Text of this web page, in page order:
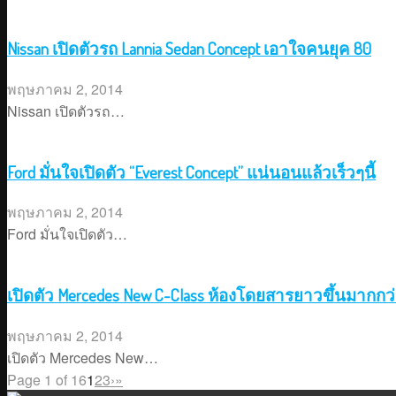
Nissan เปิดตัวรถ Lannia Sedan Concept เอาใจคนยุค 80
พฤษภาคม 2, 2014
Nissan เปิดตัวรถ…
Ford มั่นใจเปิดตัว “Everest Concept” แน่นอนแล้วเร็วๆนี้
พฤษภาคม 2, 2014
Ford มั่นใจเปิดตัว…
เปิดตัว Mercedes New C-Class ห้องโดยสารยาวขึ้นมากก
พฤษภาคม 2, 2014
เปิดตัว Mercedes New…
Page 1 of 16123›»